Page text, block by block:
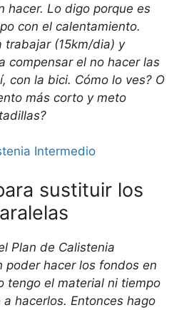
hacer. Lo digo porque es
con el calentamiento.
trabajar (15km/dia) y
compensar el no hacer las
con la bici. Cómo lo ves? O
más corto y meto
Intermedio
sustituir los
Plan de Calistenia
poder hacer los fondos en
tengo el material ni tiempo
hacerlos. Entonces hago